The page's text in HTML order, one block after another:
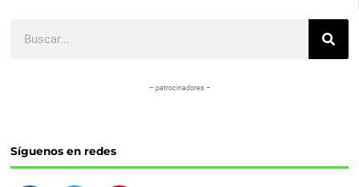
– patrocinadores –
Síguenos en redes